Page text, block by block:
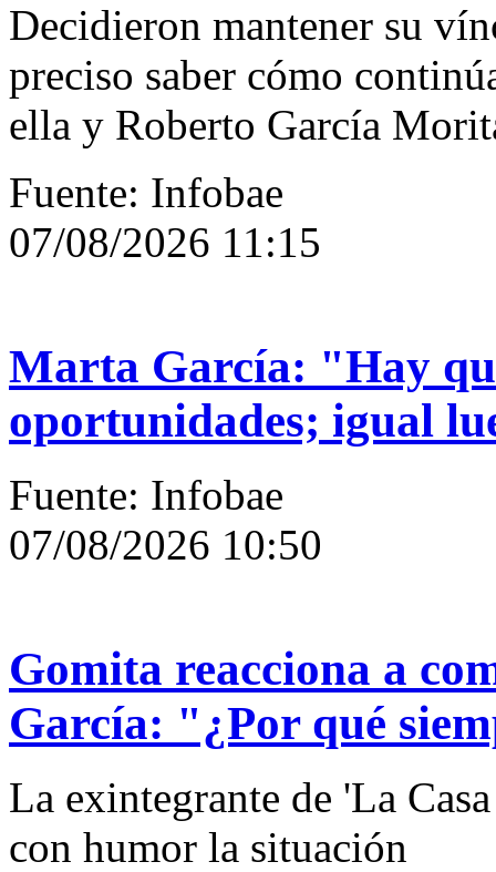
Decidieron mantener su
preciso saber cómo
ella y Roberto García
Fuente: Infobae
07/08/2026 11:15
Marta García: "Hay
oportunidades; igual
Fuente: Infobae
07/08/2026 10:50
Gomita reacciona a
García: "¿Por qué
La exintegrante de 'La
con humor la situación